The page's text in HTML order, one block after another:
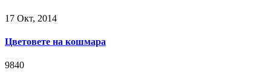
17 Окт, 2014
Цветовете на кошмара
9840